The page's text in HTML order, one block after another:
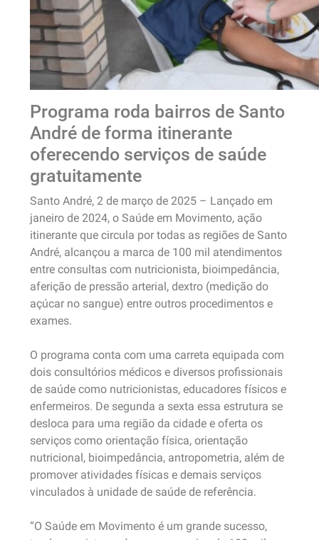
Programa roda bairros de Santo
André de forma itinerante
oferecendo serviços de saúde
gratuitamente
Santo André, 2 de março de 2025 – Lançado em
janeiro de 2024, o Saúde em Movimento, ação
itinerante que circula por todas as regiões de Santo
André, alcançou a marca de 100 mil atendimentos
entre consultas com nutricionista, bioimpedância,
aferição de pressão arterial, dextro (medição do
açúcar no sangue) entre outros procedimentos e
exames.
O programa conta com uma carreta equipada com
dois consultórios médicos e diversos profissionais
de saúde como nutricionistas, educadores físicos e
enfermeiros. De segunda a sexta essa estrutura se
desloca para uma região da cidade e oferta os
serviços como orientação física, orientação
nutricional, bioimpedância, antropometria, além de
promover atividades físicas e demais serviços
vinculados à unidade de saúde de referência.
“O Saúde em Movimento é um grande sucesso,